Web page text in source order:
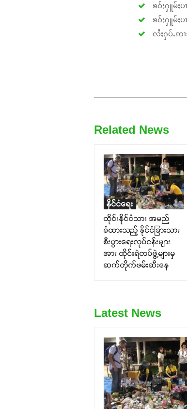
ၶဝ်ႈႁူမ်ႈ
ၶဝ်ႈႁူမ်ႈပ
လႆႈႁပ်ႉဢ
Related News
နိုင်ငံရေး
ထိုင်းနိုင်ငံသား အမည်
ခံထားသည့် နိုင်ငံခြားသား
စီးပွားရေးလုပ်ငန်းများ
အား ထိုင်းရဲတပ်ဖွဲ့များမှ
ဆက်တိုက်ဖမ်းဆီးနေ
Latest News